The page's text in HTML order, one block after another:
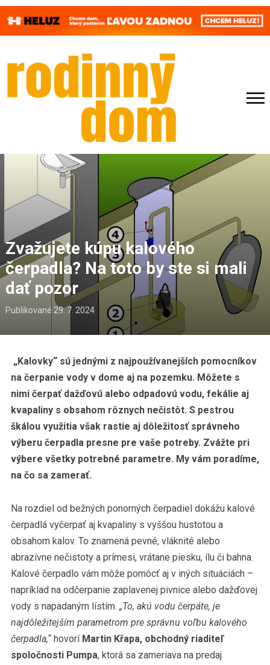
Zvažujete kúpu kalového
čerpadla? Na toto by ste si mali
dať pozor
Publikované 29. 7. 2024
„Kalovky“ sú jednými z najpoužívanejších pomocníkov
na čerpanie vody v dome aj na pozemku. Môžete s
nimi čerpať dažďovú alebo odpadovú vodu, fekálie aj
kvapaliny s obsahom rôznych nečistôt. S pestrou
škálou využitia však rastie aj dôležitosť správneho
výberu čerpadla presne pre vaše potreby. Zvážte pri
výbere všetky potrebné parametre. My vám poradíme,
na čo sa zamerať.
Na rozdiel od bežných ponorných čerpadiel dokážu kalové
čerpadlá vyčerpať aj kvapaliny s vyššou hustotou a
obsahom kalov. To znamená pevné, vláknité alebo
abrazívne nečistoty a prímesi, vrátane piesku, ílu či bahna.
Kalové čerpadlo vám môže pomôcť aj v iných situáciách –
napríklad na odčerpanie zaplavenej pivnice alebo dažďovej
vody s napadaným lístím. „To, akú vodu čerpáte, je
najdôležitejším parametrom pre správnu voľbu kalového
čerpadla,“hovorí Martin Křapa, obchodný riaditeľ
spoločnosti Pumpa, ktorá sa zameriava na predaj